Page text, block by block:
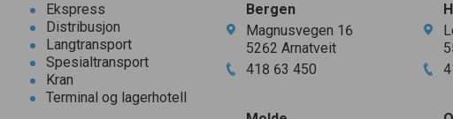
Ekspress
Distribusjon
Langtransport
Spesialtransport
Kran
Terminal og lagerhotell
Bergen
Magnusvegen 16
5262 Arnatveit
418 63 450